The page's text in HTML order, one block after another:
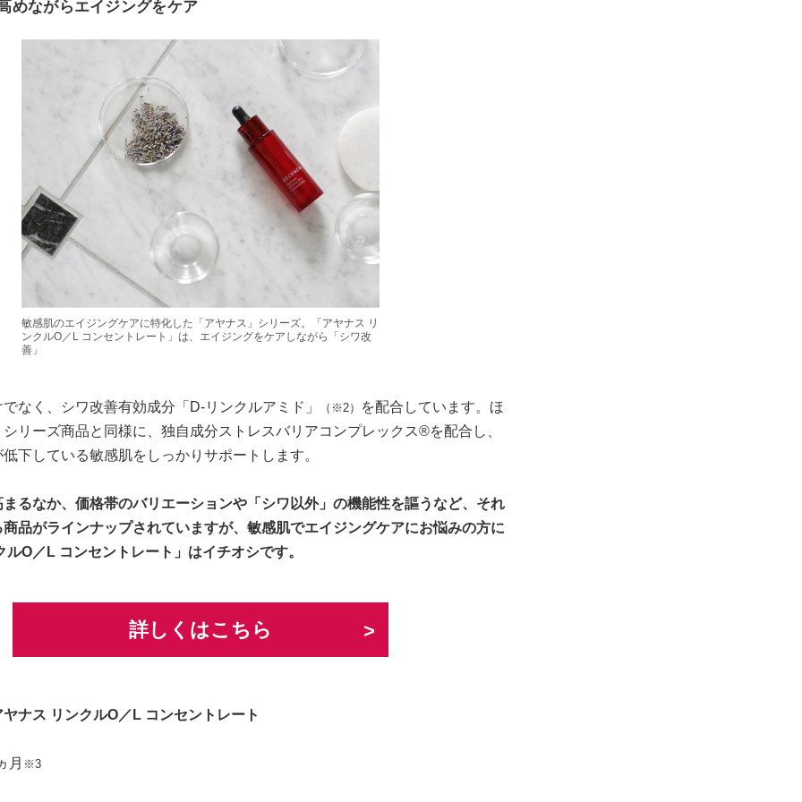
めながらエイジングをケア
敏感肌のエイジングケアに特化した「アヤナス」シリーズ。「アヤナス リ
ンクルO／L コンセントレート」は、エイジングをケアしながら「シワ改
善」
なく、シワ改善有効成分「D-リンクルアミド」 （※2）
を配合しています。ほ
リーズ商品と同様に、独自成分ストレスバリアコンプレックス®を配合し、
下している敏感肌をしっかりサポートします。
るなか、価格帯のバリエーションや「シワ以外」の機能性を謳うなど、それ
品がラインナップされていますが、敏感肌でエイジングケアにお悩みの方に
ルO／L コンセントレート」はイチオシです。
詳しくはこちら
ナス リンクルO／L コンセントレート
月 ※3